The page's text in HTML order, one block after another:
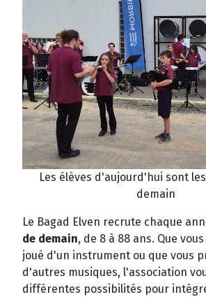
Les élèves d'aujourd'hui sont
demain
Le Bagad Elven recrute chaque
de demain, de 8 à 88 ans. Que
joué d'un instrument ou que vous
d'autres musiques, l'association
différentes possibilités pour